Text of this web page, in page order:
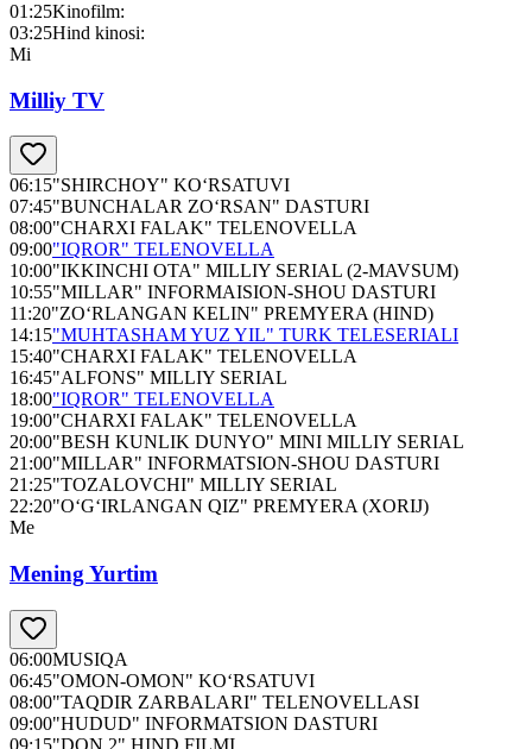
01:25Kinofilm:
03:25Hind kinosi:
Mi
Milliy TV
06:15"SHIRCHOY" KO‘RSATUVI
07:45"BUNCHALAR ZO‘RSAN" DASTURI
08:00"CHARXI FALAK" TELENOVELLA
09:00"IQROR" TELENOVELLA
10:00"IKKINCHI OTA" MILLIY SERIAL (2-MAVSUM)
10:55"MILLAR" INFORMAISION-SHOU DASTURI
11:20"ZO‘RLANGAN KELIN" PREMYERA (HIND)
14:15"MUHTASHAM YUZ YIL" TURK TELESERIALI
15:40"CHARXI FALAK" TELENOVELLA
16:45"ALFONS" MILLIY SERIAL
18:00"IQROR" TELENOVELLA
19:00"CHARXI FALAK" TELENOVELLA
20:00"BESH KUNLIK DUNYO" MINI MILLIY SERIAL
21:00"MILLAR" INFORMATSION-SHOU DASTURI
21:25"TOZALOVCHI" MILLIY SERIAL
22:20"O‘G‘IRLANGAN QIZ" PREMYERA (XORIJ)
Me
Mening Yurtim
06:00MUSIQA
06:45"OMON-OMON" KO‘RSATUVI
08:00"TAQDIR ZARBALARI" TELENOVELLASI
09:00"HUDUD" INFORMATSION DASTURI
09:15"DON 2" HIND FILMI